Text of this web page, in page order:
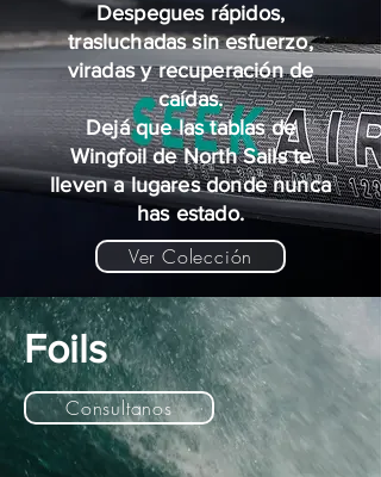
Despegues rápidos,
trasluchadas sin esfuerzo,
viradas y recuperación de
caídas.
Dejá que las tablas de
Wingfoil de North Sails te
lleven a lugares donde nunca
has estado.
Ver Colección
Foils
Consultanos